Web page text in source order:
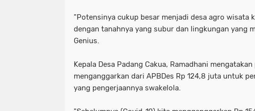
"Potensinya cukup besar menjadi desa agro wisata
dengan tanahnya yang subur dan lingkungan yang
Genius.
Kepala Desa Padang Cakua, Ramadhani
menganggarkan dari APBDes Rp 124,8 juta untuk
yang pengerjaannya swakelola.